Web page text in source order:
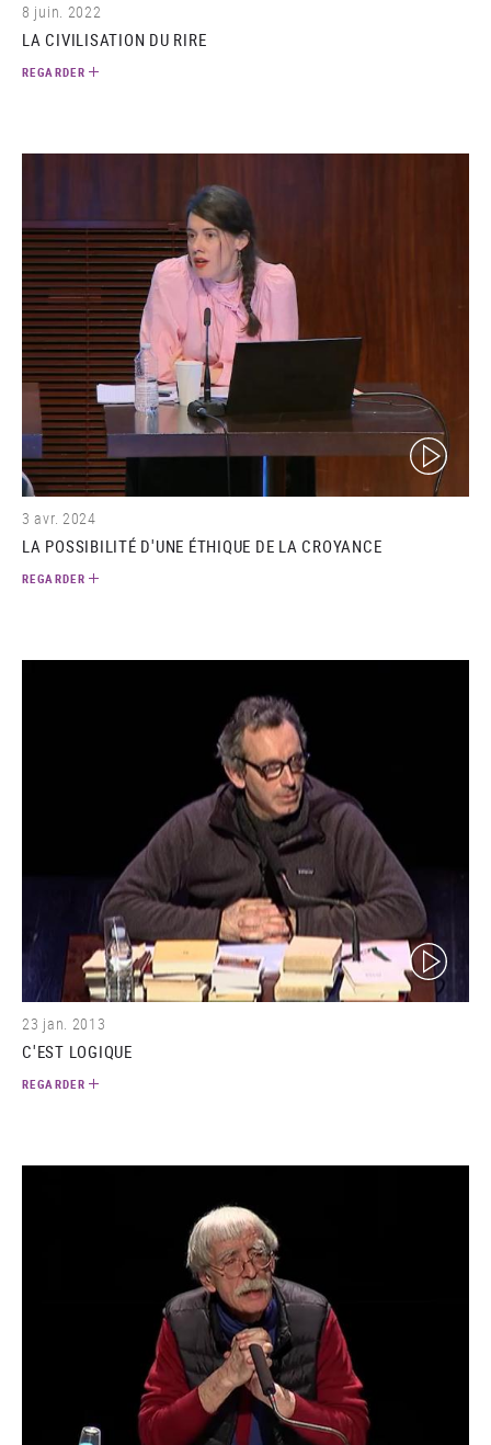
8 juin. 2022
LA CIVILISATION DU RIRE
REGARDER
(video)
3 avr. 2024
LA POSSIBILITÉ D'UNE ÉTHIQUE DE LA CROYANCE
REGARDER
(video)
23 jan. 2013
C'EST LOGIQUE
REGARDER